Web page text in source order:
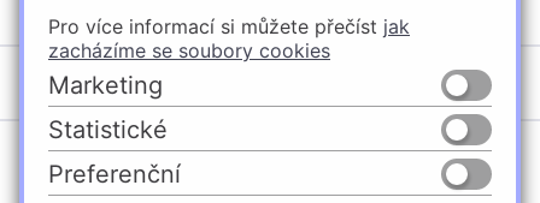
Pro více informací si můžete přečíst jak
zacházíme se soubory cookies
Marketing
Statistické
Preferenční
Jak používat portál
Úchytky
Nábytkové kování
Vybavení kuchyní
Osvětlení a elektro
POBOČKY
Špačince
Žilina